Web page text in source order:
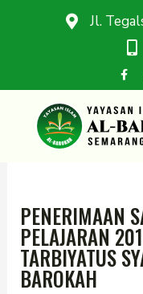
Jl.
PENERIMAAN
PELAJARAN
TARBIYATUS
BAROKAH